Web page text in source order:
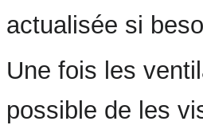
actualisée si
Une fois les
possible de les